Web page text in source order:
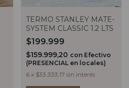
TERMO STANLEY MATE-
SYSTEM CLASSIC 1.2 LTS
$199.999
$159.999,20 con Efectivo
(PRESENCIAL en locales)
6 x $33.333,17 sin interés